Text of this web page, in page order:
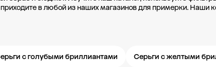
в любой из наших магазинов для примерки. Наши
с голубыми бриллиантами Серьги с желтыми